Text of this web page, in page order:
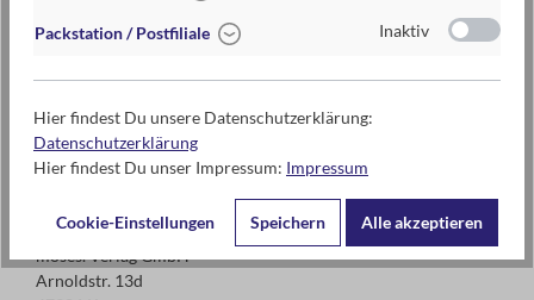
Erstickungsgefahr wegen verschluckbarer Kleinteile und
kleiner Kugeln!
Kontaktdaten des Herstellers
moses. Verlag GmbH
Arnoldstr. 13d
Packstation / Postfiliale Inaktiv
Hier findest Du unsere Datenschutzerklärung:
Datenschutzerklärung
Hier findest Du unser Impressum: Impressum
Cookie-Einstellungen Speichern Alle akzeptieren